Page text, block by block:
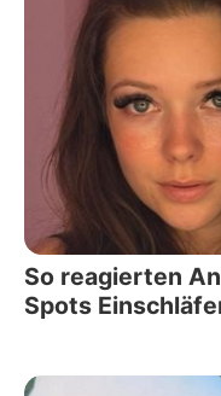
So reagierten
Spots